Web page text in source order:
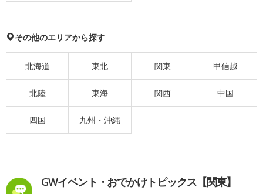
その他のエリアから探す
北海道 東北 関東 甲信越
北陸 東海 関西 中国
四国 九州・沖縄
GWイベント・おでかけトピックス【関東】